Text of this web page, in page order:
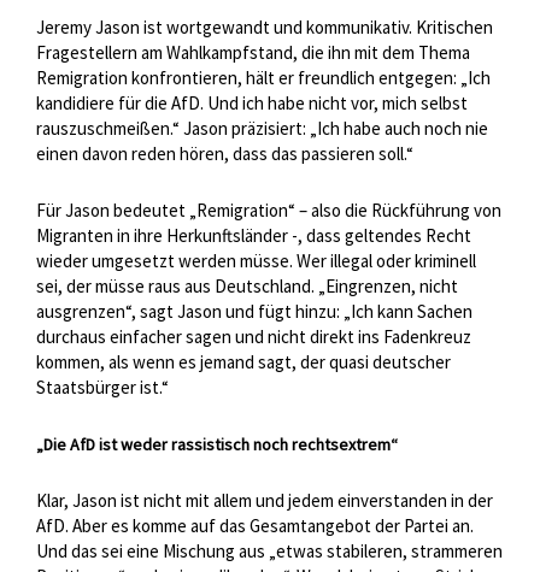
Jeremy Jason ist wortgewandt und kommunikativ. Kritischen
Fragestellern am Wahlkampfstand, die ihn mit dem Thema
Remigration konfrontieren, hält er freundlich entgegen: „Ich
kandidiere für die AfD. Und ich habe nicht vor, mich selbst
rauszuschmeißen.“ Jason präzisiert: „Ich habe auch noch nie
einen davon reden hören, dass das passieren soll.“
Für Jason bedeutet „Remigration“ – also die Rückführung von
Migranten in ihre Herkunftsländer -, dass geltendes Recht
wieder umgesetzt werden müsse. Wer illegal oder kriminell
sei, der müsse raus aus Deutschland. „Eingrenzen, nicht
ausgrenzen“, sagt Jason und fügt hinzu: „Ich kann Sachen
durchaus einfacher sagen und nicht direkt ins Fadenkreuz
kommen, als wenn es jemand sagt, der quasi deutscher
Staatsbürger ist.“
„Die AfD ist weder rassistisch noch rechtsextrem“
Klar, Jason ist nicht mit allem und jedem einverstanden in der
AfD. Aber es komme auf das Gesamtangebot der Partei an.
Und das sei eine Mischung aus „etwas stabileren, strammeren